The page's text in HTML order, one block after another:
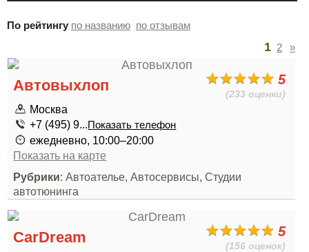
По рейтингу по названию по отзывам
1 2 »
5
(233 оценки)
Автовыхлоп
Москва
+7 (495) 9...Показать телефон
ежедневно, 10:00–20:00
Показать на карте
Рубрики: Автоателье, Автосервисы, Студии
автотюнинга
5
(156 оценок)
CarDream